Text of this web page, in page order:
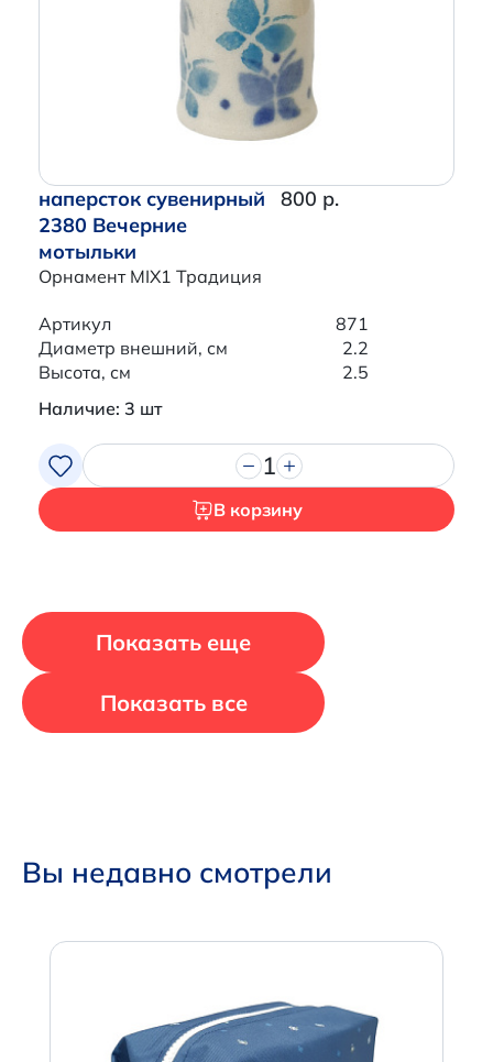
наперсток сувенирный
2380 Вечерние
мотыльки
Орнамент MIX1 Традиция
800 р.
Артикул
871
Диаметр внешний, см
2.2
Высота, см
2.5
Наличие: 3 шт
1
В корзину
Показать еще
Показать все
Вы недавно смотрели